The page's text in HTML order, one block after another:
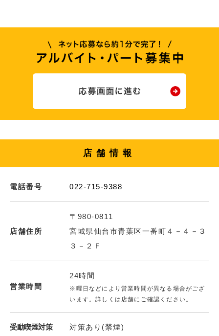
店舗情報
電話番号 022-715-9388
店舗住所
〒980-0811
宮城県仙台市青葉区一番町４－４－３
３－２Ｆ
営業時間
24時間
※曜日などにより営業時間が異なる場合がござ
います。詳しくは店舗にご確認ください。
受動喫煙対策 対策あり(禁煙)